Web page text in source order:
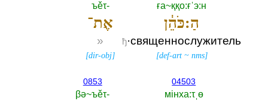
ға~ққо:ғˈэ:н
הַ:כֹּהֵ֔ן
ђ·священнослужитель
[def-art~ nms]
ъěτ-‎
אֶת־
»
[dir-obj]
04503
мiнха:τˌө
0853
βә~ъěτ-‎